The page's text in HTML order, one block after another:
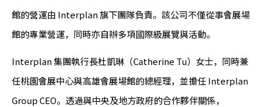
館的營運由 Interplan 旗下團隊負責。該公司不僅從事會展場
館的專業營運，同時亦自辦多項國際級展覽與活動。
Interplan 集團執行長杜凱琳（Catherine Tu）女士，同時兼
任桃園會展中心與高雄會展場館的總經理，並擔任 Interplan
Group CEO。透過與中央及地方政府的合作夥伴關係，